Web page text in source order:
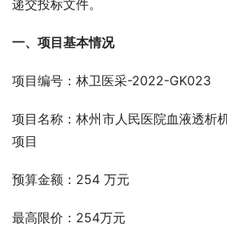
递交投标文件。
一、项目基本情况
项目编号：林卫医采-2022-GK023
项目名称：林州市人民医院血液透析
项目
预算金额：254 万元
最高限价：254万元